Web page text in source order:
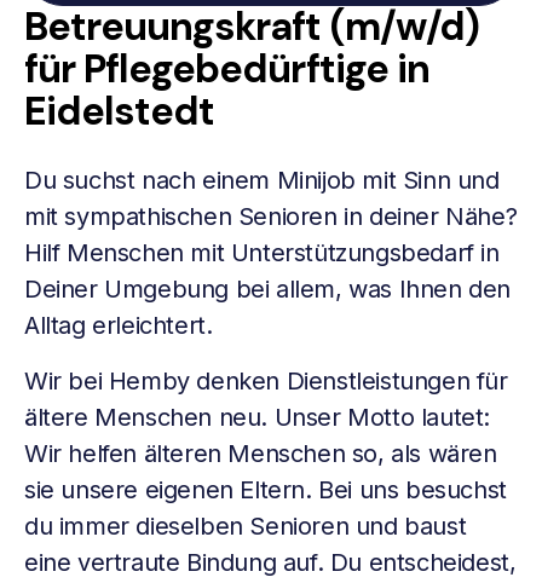
Betreuungskraft (m/w/d)
für Pflegebedürftige in
Eidelstedt
Du suchst nach einem Minijob mit Sinn und
mit sympathischen Senioren in deiner Nähe?
Hilf Menschen mit Unterstützungsbedarf in
Deiner Umgebung bei allem, was Ihnen den
Alltag erleichtert.
Wir bei Hemby denken Dienstleistungen für
ältere Menschen neu. Unser Motto lautet:
Wir helfen älteren Menschen so, als wären
sie unsere eigenen Eltern. Bei uns besuchst
du immer dieselben Senioren und baust
eine vertraute Bindung auf. Du entscheidest,